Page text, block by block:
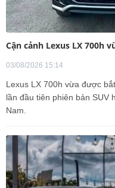
Cận cảnh Lexus LX 700h
03/08/2026 15:14
Lexus LX 700h vừa được
lần đầu tiên phiên bản SUV
Nam.